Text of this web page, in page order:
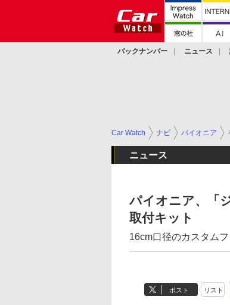
バックナンバー ニュース
Car Watch ナビ パイオニア
ニュース
パイオニア、「
取付キット
16cm口径のカスタム
ポスト リスト